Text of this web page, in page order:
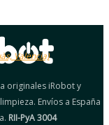
Valencia)
originales iRobot y
Envíos a España
RII-PyA 3004